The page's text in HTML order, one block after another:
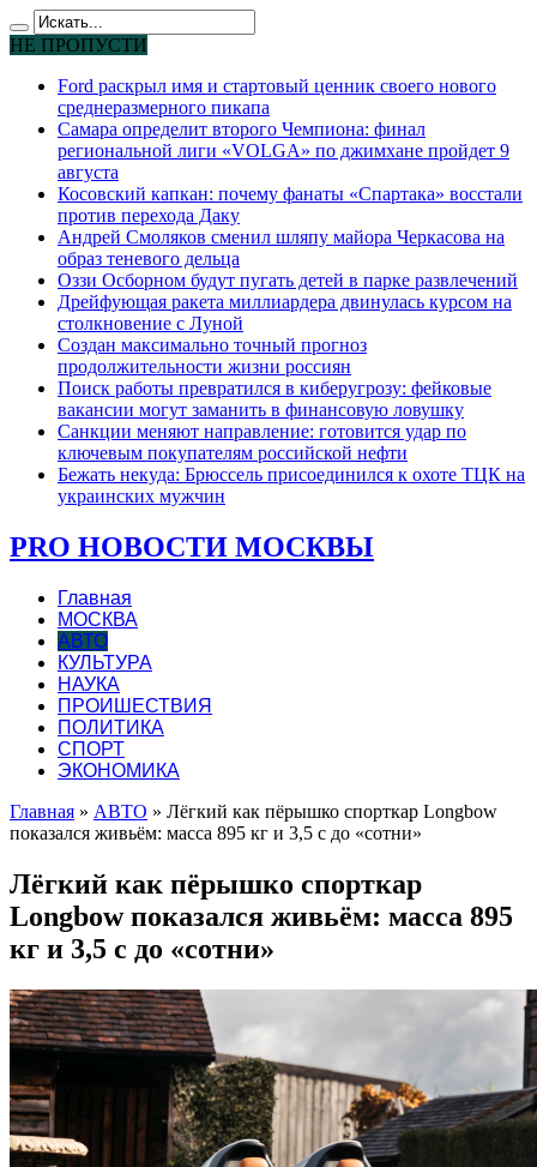
НЕ ПРОПУСТИ
Ford раскрыл имя и стартовый ценник своего нового
среднеразмерного пикапа
Самара определит второго Чемпиона: финал
региональной лиги «VOLGA» по джимхане пройдет 9
августа
Косовский капкан: почему фанаты «Спартака» восстали
против перехода Даку
Андрей Смоляков сменил шляпу майора Черкасова на
образ теневого дельца
Оззи Осборном будут пугать детей в парке развлечений
Дрейфующая ракета миллиардера двинулась курсом на
столкновение с Луной
Создан максимально точный прогноз
продолжительности жизни россиян
Поиск работы превратился в киберугрозу: фейковые
вакансии могут заманить в финансовую ловушку
Санкции меняют направление: готовится удар по
ключевым покупателям российской нефти
Бежать некуда: Брюссель присоединился к охоте ТЦК на
украинских мужчин
PRO НОВОСТИ МОСКВЫ
Главная
МОСКВА
АВТО
КУЛЬТУРА
НАУКА
ПРОИШЕСТВИЯ
ПОЛИТИКА
СПОРТ
ЭКОНОМИКА
Главная » АВТО » Лёгкий как пёрышко спорткар Longbow
показался живьём: масса 895 кг и 3,5 с до «сотни»
Лёгкий как пёрышко спорткар
Longbow показался живьём: масса 895
кг и 3,5 с до «сотни»